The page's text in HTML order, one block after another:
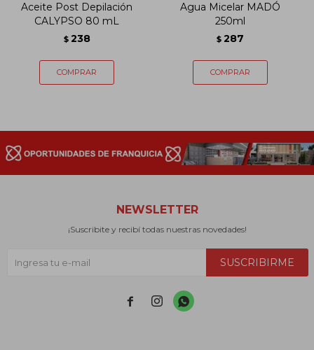
Aceite Post Depilación
CALYPSO 80 mL
$ 238
Agua Micelar MADÓ
250ml
$ 287
NEWSLETTER
¡Suscribite y recibí todas nuestras novedades!
SUSCRIBIRME
  